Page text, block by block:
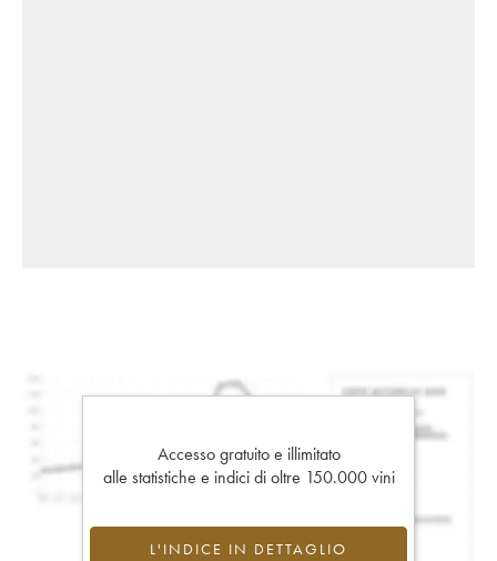
Accesso gratuito e illimitato
alle statistiche e indici di oltre 150.000 vini
L'INDICE IN DETTAGLIO